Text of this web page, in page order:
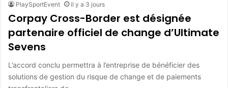
PlaySportEvent il y a 3 jours
Corpay Cross-Border est désignée
partenaire officiel de change d’Ultimate
Sevens
L’accord conclu permettra à l’entreprise de bénéficier des
solutions de gestion du risque de change et de paiements